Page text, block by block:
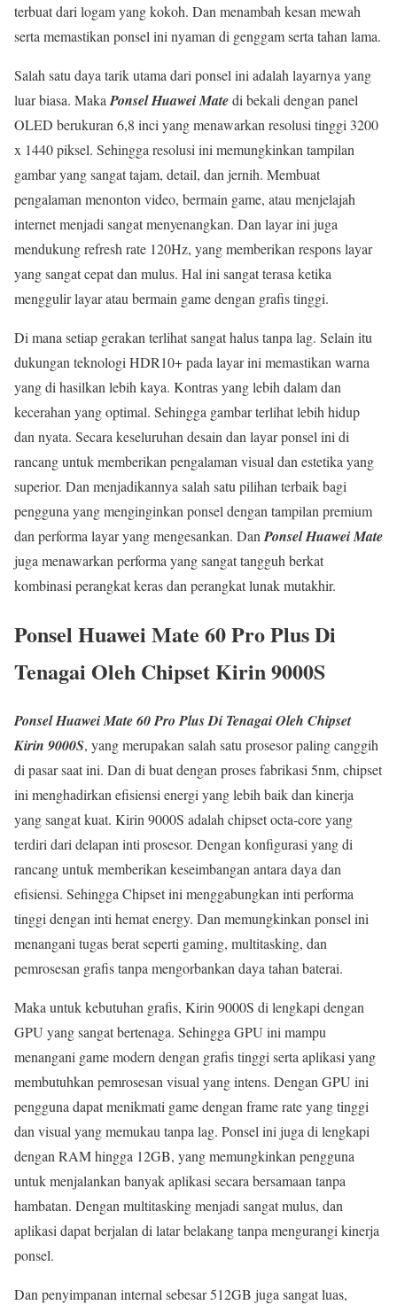
terbuat dari logam yang kokoh. Dan menambah kesan mewah
serta memastikan ponsel ini nyaman di genggam serta tahan lama.
Salah satu daya tarik utama dari ponsel ini adalah layarnya yang
luar biasa. Maka Ponsel Huawei Matedi bekali dengan panel
OLED berukuran 6,8 inci yang menawarkan resolusi tinggi 3200
x 1440 piksel. Sehingga resolusi ini memungkinkan tampilan
gambar yang sangat tajam, detail, dan jernih. Membuat
pengalaman menonton video, bermain game, atau menjelajah
internet menjadi sangat menyenangkan. Dan layar ini juga
mendukung refresh rate 120Hz, yang memberikan respons layar
yang sangat cepat dan mulus. Hal ini sangat terasa ketika
menggulir layar atau bermain game dengan grafis tinggi.
Di mana setiap gerakan terlihat sangat halus tanpa lag. Selain itu
dukungan teknologi HDR10+ pada layar ini memastikan warna
yang di hasilkan lebih kaya. Kontras yang lebih dalam dan
kecerahan yang optimal. Sehingga gambar terlihat lebih hidup
dan nyata. Secara keseluruhan desain dan layar ponsel ini di
rancang untuk memberikan pengalaman visual dan estetika yang
superior. Dan menjadikannya salah satu pilihan terbaik bagi
pengguna yang menginginkan ponsel dengan tampilan premium
dan performa layar yang mengesankan. Dan Ponsel Huawei Mate
juga menawarkan performa yang sangat tangguh berkat
kombinasi perangkat keras dan perangkat lunak mutakhir.
Ponsel Huawei Mate 60 Pro Plus Di
Tenagai Oleh Chipset Kirin 9000S
Ponsel Huawei Mate60 Pro PlusDi Tenagai Oleh Chipset
Kirin 9000S, yang merupakan salah satu prosesor paling canggih
di pasar saat ini. Dan di buat dengan proses fabrikasi 5nm, chipset
ini menghadirkan efisiensi energi yang lebih baik dan kinerja
yang sangat kuat. Kirin 9000S adalah chipset octa-core yang
terdiri dari delapan inti prosesor. Dengan konfigurasi yang di
rancang untuk memberikan keseimbangan antara daya dan
efisiensi. Sehingga Chipset ini menggabungkan inti performa
tinggi dengan inti hemat energy. Dan memungkinkan ponsel ini
menangani tugas berat seperti gaming, multitasking, dan
pemrosesan grafis tanpa mengorbankan daya tahan baterai.
Maka untuk kebutuhan grafis, Kirin 9000S di lengkapi dengan
GPU yang sangat bertenaga. Sehingga GPU ini mampu
menangani game modern dengan grafis tinggi serta aplikasi yang
membutuhkan pemrosesan visual yang intens. Dengan GPU ini
pengguna dapat menikmati game dengan frame rate yang tinggi
dan visual yang memukau tanpa lag. Ponsel ini juga di lengkapi
dengan RAM hingga 12GB, yang memungkinkan pengguna
untuk menjalankan banyak aplikasi secara bersamaan tanpa
hambatan. Dengan multitasking menjadi sangat mulus, dan
aplikasi dapat berjalan di latar belakang tanpa mengurangi kinerja
ponsel.
Dan penyimpanan internal sebesar 512GB juga sangat luas,